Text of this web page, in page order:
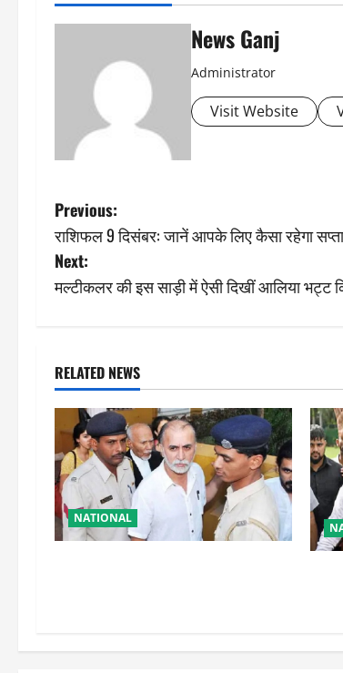
News Ganj
Administrator
Visit Website
P
o
s
n
a
v
i
g
Previous:
राशिफल 9 दिसंबर: जानें आपके लिए कैसा रहेगा
Next:
मल्टीकलर की इस साड़ी में ऐसी दिखीं आलिया भट्ट
RELATED NEWS
NATIONAL